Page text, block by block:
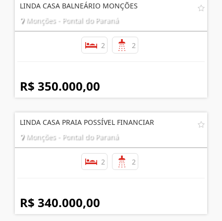
LINDA CASA BALNEÁRIO MONÇÕES
Monções - Pontal do Paraná
2 2
R$ 350.000,00
LINDA CASA PRAIA POSSÍVEL FINANCIAR
Monções - Pontal do Paraná
2 2
R$ 340.000,00